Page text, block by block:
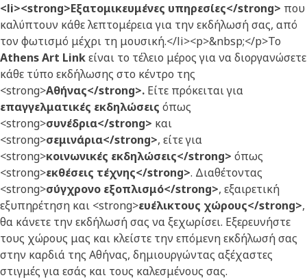
<li><strong>Εξατομικευμένες υπηρεσίες</strong> που
καλύπτουν κάθε λεπτομέρεια για την εκδήλωσή σας, από
τον φωτισμό μέχρι τη μουσική.</li><p>&nbsp;</p>Το
Athens Art Linkείναι το τέλειο μέρος για να διοργανώσετε
κάθε τύπο εκδήλωσης στο κέντρο της
<strong>Αθήνας</strong>. Είτε πρόκειται για
επαγγελματικές εκδηλώσεις όπως
<strong>συνέδρια</strong> και
<strong>σεμινάρια</strong>, είτε για
<strong>κοινωνικές εκδηλώσεις</strong> όπως
<strong>εκθέσεις τέχνης</strong>. Διαθέτοντας
<strong>σύγχρονο εξοπλισμό</strong>, εξαιρετική
εξυπηρέτηση και <strong>ευέλικτους χώρους</strong>,
θα κάνετε την εκδήλωσή σας να ξεχωρίσει. Εξερευνήστε
τους χώρους μας και κλείστε την επόμενη εκδήλωσή σας
στην καρδιά της Αθήνας, δημιουργώντας αξέχαστες
στιγμές για εσάς και τους καλεσμένους σας.